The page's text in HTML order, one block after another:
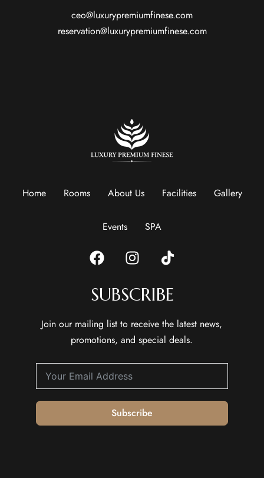
ceo@luxurypremiumfinese.com
reservation@luxurypremiumfinese.com
Home Rooms About Us Facilities Gallery
Events SPA
SUBSCRIBE
Join our mailing list to receive the latest news,
promotions, and special deals.
Subscribe